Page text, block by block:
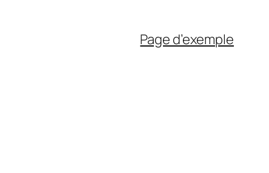
Page d’exemple